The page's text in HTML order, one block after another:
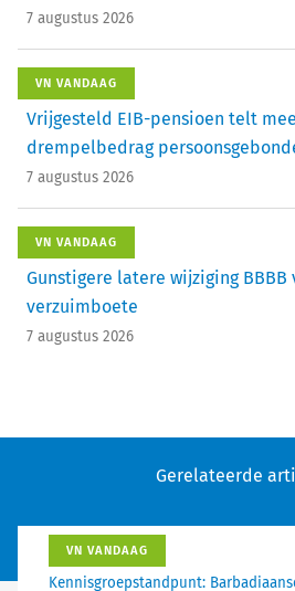
7 augustus 2026
VN VANDAAG
Vrijgesteld EIB-pensioen telt
drempelbedrag
7 augustus 2026
VN VANDAAG
Gunstigere latere wijziging BBBB
verzuimboete
7 augustus 2026
Gerelateerde
VN VANDAAG
Kennisgroepstandpunt: